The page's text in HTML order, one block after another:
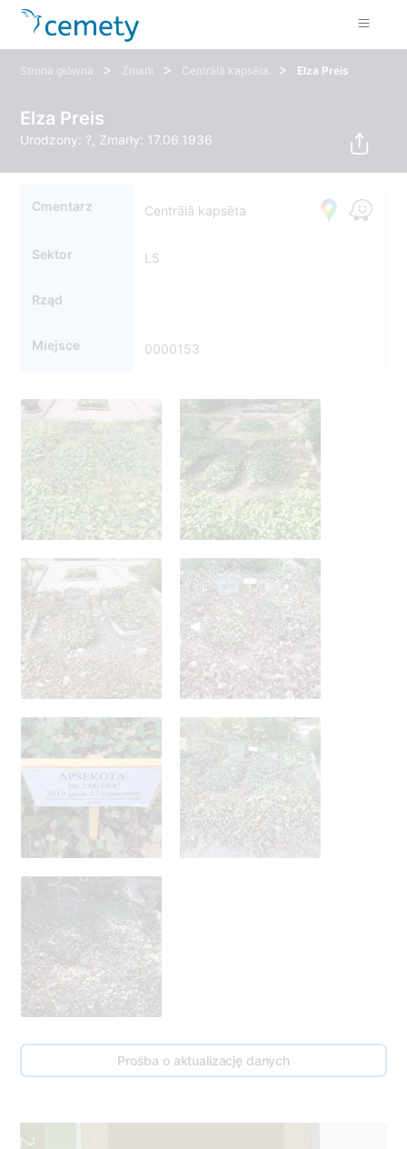
Strona główna > Zmarli > Centrālā kapsēta > Elza Preis
Elza Preis
Urodzony: ?, Zmarły: 17.06.1936
Cmentarz Centrālā kapsēta
Sektor L5
Rząd
Miejsce 0000153
Prośba o aktualizację danych
0
2